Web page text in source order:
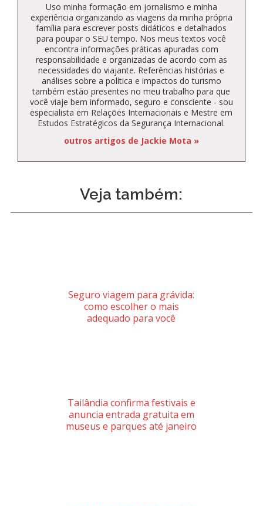
Uso minha formação em jornalismo e minha
experiência organizando as viagens da minha própria
família para escrever posts didáticos e detalhados
para poupar o SEU tempo. Nos meus textos você
encontra informações práticas apuradas com
responsabilidade e organizadas de acordo com as
necessidades do viajante. Referências histórias e
análises sobre a política e impactos do turismo
também estão presentes no meu trabalho para que
você viaje bem informado, seguro e consciente - sou
especialista em Relações Internacionais e Mestre em
Estudos Estratégicos da Segurança Internacional.
outros artigos de Jackie Mota »
Veja também:
Seguro viagem para grávida:
como escolher o mais
adequado para você
Tailândia confirma festivais e
anuncia entrada gratuita em
museus e parques até janeiro